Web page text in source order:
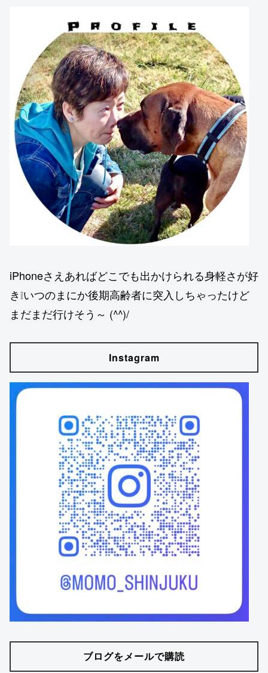
iPhoneさえあればどこでも出かけられる身軽さが好
き❕いつのまにか後期高齢者に突入しちゃったけど
まだまだ行けそう～ (^^)/
Instagram
ブログをメールで購読